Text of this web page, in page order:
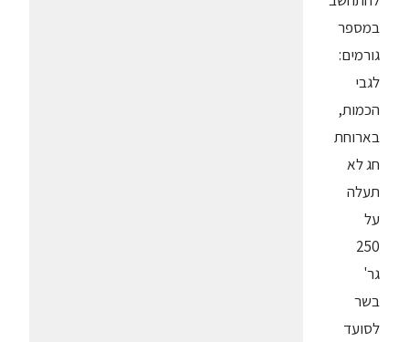
במספר
גורמים:
לגבי
הכמות,
בארוחת
חג לא
תעלה
על
250
גר'
בשר
לסועד